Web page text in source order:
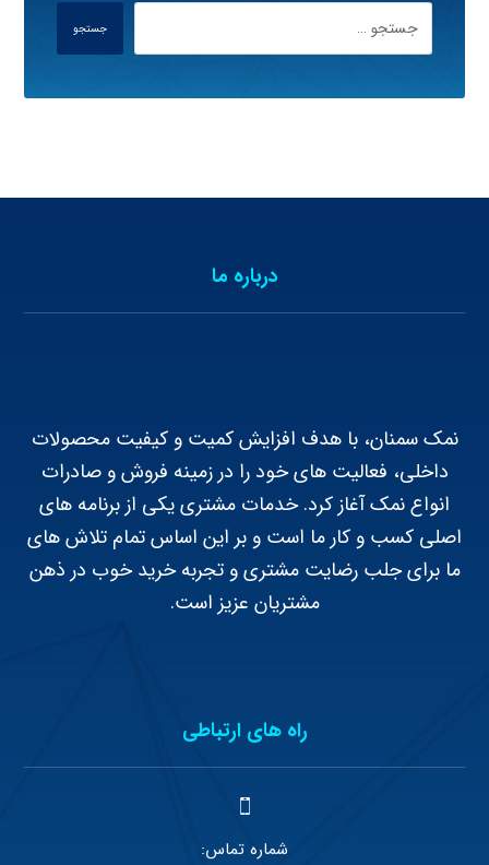
جستجو
درباره ما
نمک سمنان، با هدف افزایش کمیت و کیفیت محصولات
داخلی، فعالیت های خود را در زمینه فروش و صادرات
انواع نمک آغاز کرد. خدمات مشتری یکی از برنامه های
اصلی کسب و کار ما است و بر این اساس تمام تلاش های
ما برای جلب رضایت مشتری و تجربه خرید خوب در ذهن
مشتریان عزیز است.
راه های ارتباطی
شماره تماس: